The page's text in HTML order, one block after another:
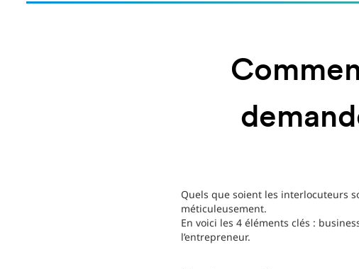
Quels que soient les interlocuteurs
méticuleusement.
En voici les 4 éléments clés :
l’entrepreneur.